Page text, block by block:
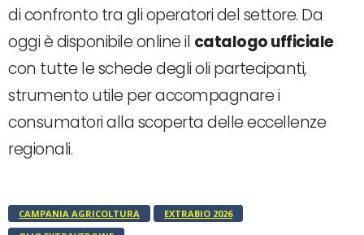
di confronto tra gli operatori del settore. Da
oggi è disponibile online il catalogo ufficiale
con tutte le schede degli oli partecipanti,
strumento utile per accompagnare i
consumatori alla scoperta delle eccellenze
regionali.
CAMPANIA AGRICOLTURA
EXTRABIO 2026